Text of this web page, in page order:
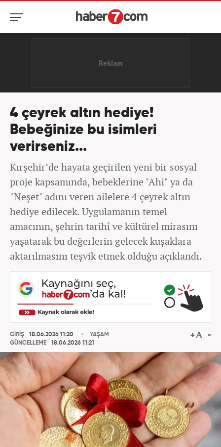
4 çeyrek altın hediye!
Bebeğinize bu isimleri
verirseniz...
Kırşehir’de hayata geçirilen yeni bir sosyal
proje kapsamında, bebeklerine "Ahi" ya da
"Neşet" adını veren ailelere 4 çeyrek altın
hediye edilecek. Uygulamanın temel
amacının, şehrin tarihî ve kültürel mirasını
yaşatarak bu değerlerin gelecek kuşaklara
aktarılmasını teşvik etmek olduğu açıklandı.
GİRİŞ
18.06.2026 11:20
GÜNCELLEME
18.06.2026 11:21
YAŞAM